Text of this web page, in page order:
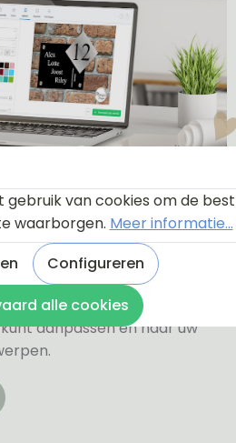
komt u bij een instructie en
geeft door de
u precies hoe u zelf uw
aanpassen en naar uw
gebruik van cookies om de best
waarborgen. Meer informatie...
Configureren
alle cookies